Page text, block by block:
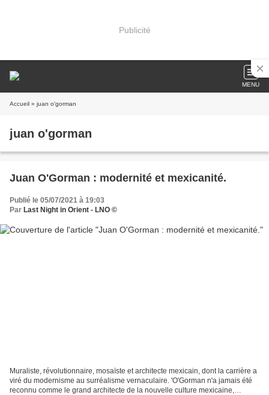
Publicité
MENU
Accueil » juan o'gorman
juan o'gorman
Juan O'Gorman : modernité et mexicanité.
Publié le 05/07/2021 à 19:03
Par Last Night in Orient - LNO ©
Muraliste, révolutionnaire, mosaïste et architecte mexicain, dont la carrière a
viré du modernisme au surréalisme vernaculaire. 'O'Gorman n'a jamais été
reconnu comme le grand architecte de la nouvelle culture mexicaine,